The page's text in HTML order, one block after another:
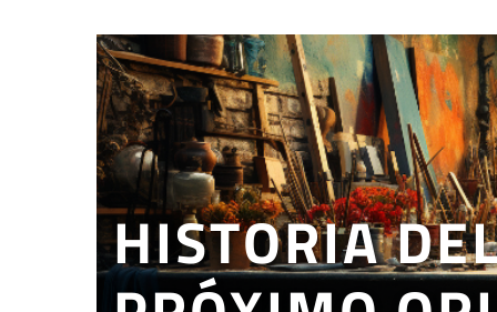
HISTORIA